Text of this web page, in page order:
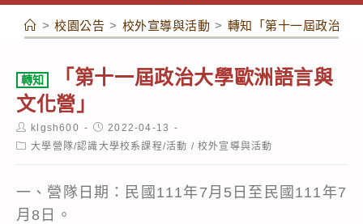
容
> 校園公告 > 校外宣導與活動 > 轉知「第十一屆政治大
轉知
「第十一屆政治大學歐洲語言與
文化營」
Post
author:
klgsh600
Post
published:
2022-04-13
Post大學營隊/認識大學校系課程/活動 / 校外宣導與活動
一、營隊日期：民國111年7月5日至民國111年7
月8日。